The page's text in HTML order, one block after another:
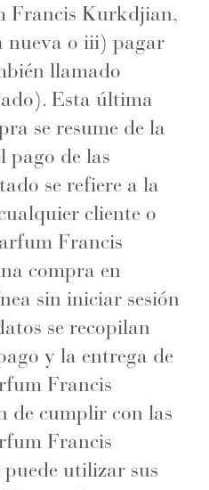
Francis Kurkdjian,
nueva o iii) pagar
llamado
Esta última
se resume de la
pago de las
se refiere a la
cliente o
Francis
compra en
sin iniciar sesión
se recopilan
y la entrega de
Francis
de cumplir con las
Francis
utilizar sus